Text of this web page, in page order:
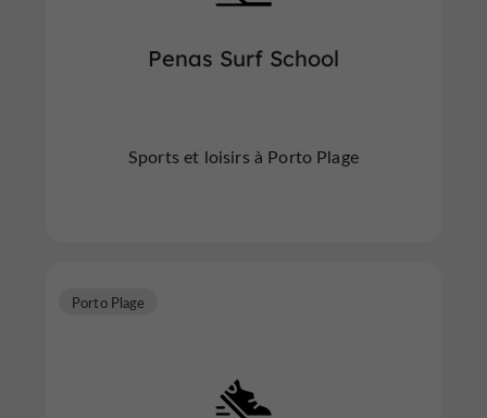
Penas Surf School
Sports et loisirs à Porto Plage
Porto Plage